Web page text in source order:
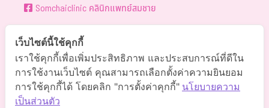
Somchaiclinic คลินิกแพทย์สมชาย
Somchaiclinic
Somchaiclinic
เว็บไซต์นี้ใช้คุกกี้
เราใช้คุกกี้เพื่อเพิ่มประสิทธิภาพ และประสบการณ์ที่ดีใน
การใช้งานเว็บไซต์ คุณสามารถเลือกตั้งค่าความยินยอม
การใช้คุกกี้ได้ โดยคลิก "การตั้งค่าคุกกี้" นโยบายความ
เป็นส่วนตัว